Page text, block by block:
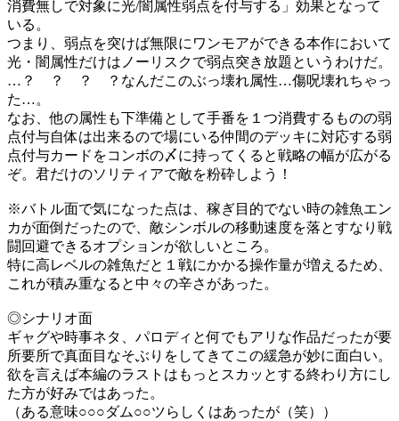
消費無しで対象に光/闇属性弱点を付与する」効果となって
いる。
つまり、弱点を突けば無限にワンモアができる本作において
光・闇属性だけはノーリスクで弱点突き放題というわけだ。
…？ ？ ？ ？なんだこのぶっ壊れ属性…傷呪壊れちゃっ
た…。
なお、他の属性も下準備として手番を１つ消費するものの弱
点付与自体は出来るので場にいる仲間のデッキに対応する弱
点付与カードをコンボの〆に持ってくると戦略の幅が広がる
ぞ。君だけのソリティアで敵を粉砕しよう！
※バトル面で気になった点は、稼ぎ目的でない時の雑魚エン
カが面倒だったので、敵シンボルの移動速度を落とすなり戦
闘回避できるオプションが欲しいところ。
特に高レベルの雑魚だと１戦にかかる操作量が増えるため、
これが積み重なると中々の辛さがあった。
◎シナリオ面
ギャグや時事ネタ、パロディと何でもアリな作品だったが要
所要所で真面目なそぶりをしてきてこの緩急が妙に面白い。
欲を言えば本編のラストはもっとスカッとする終わり方にし
た方が好みではあった。
（ある意味○○○ダム○○ツらしくはあったが（笑））